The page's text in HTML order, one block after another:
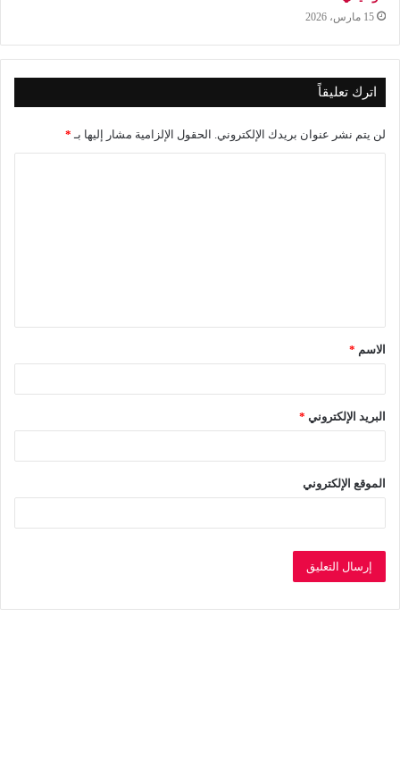
15 مارس، 2026
اترك تعليقاً
لن يتم نشر عنوان بريدك الإلكتروني. الحقول الإلزامية مشار إليها بـ *
ق
*
الاسم *
البريد الإلكتروني *
الموقع الإلكتروني